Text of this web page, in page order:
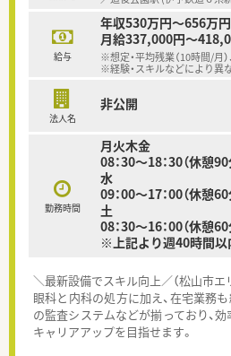
給与
年収530万円～656万円
月給337,000円～
※想定・平均残業（10時間/月
※経験・スキルなどにより異
法人名
非公開
勤務時間
月火木金
08：30～18：30（休憩90
水
09：00～17：00（休憩60
土
08：30～16：00（休憩60
※上記より週40時間以
＼最新設備でスキル向上／（松山市エ
眼科と内科の処方に加え、在宅業務
の監査システムなどが揃っており、
キャリアアップを目指せます。